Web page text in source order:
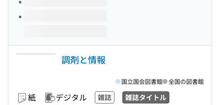
調剤と情報
紙 デジタル 雑誌 雑誌タイトル
国立国会図書館 全国の図書館